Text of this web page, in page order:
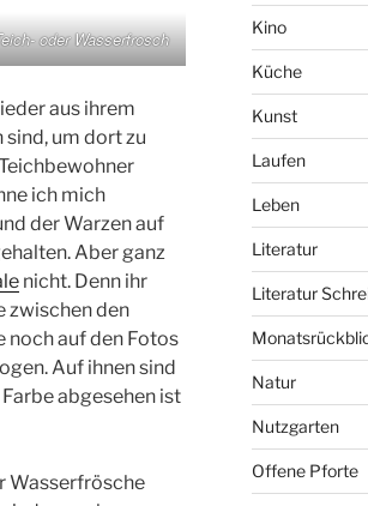
oder Wasserfrosch
aus ihrem
um dort zu
ich mich
der Warzen auf
Aber ganz
nicht. Denn ihr
zwischen den
noch auf den Fotos
Auf ihnen sind
abgesehen ist
Wasserfrösche
Kino
Küche
Kunst
Laufen
Leben
Literatur
Literatur
Natur
Nutzgarten
Offene Pforte